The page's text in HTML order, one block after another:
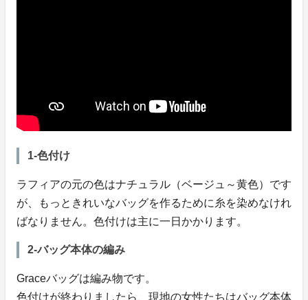
1‐色付け
ラフィアの元の色はナチュラル（ベージュ～黄色）です
が、もっときれいなバッグを作るために糸を染めなけれ
ばなりません。色付けは主に一日かかります。
2‐バッグ本体の編み
Graceバッグは編み物です。
色付けが終わりましたら、現地の女性たちはバッグ本体